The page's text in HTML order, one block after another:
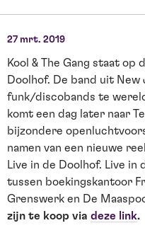
27 mrt. 2019
Kool & The Gang staat
Doolhof. De band uit
funk/discobands te
komt een dag later naar
bijzondere
namen van een nieuwe
Live in de Doolhof. Live in
tussen boekingskantoor
Grenswerk en De
zijn te koop via deze link.